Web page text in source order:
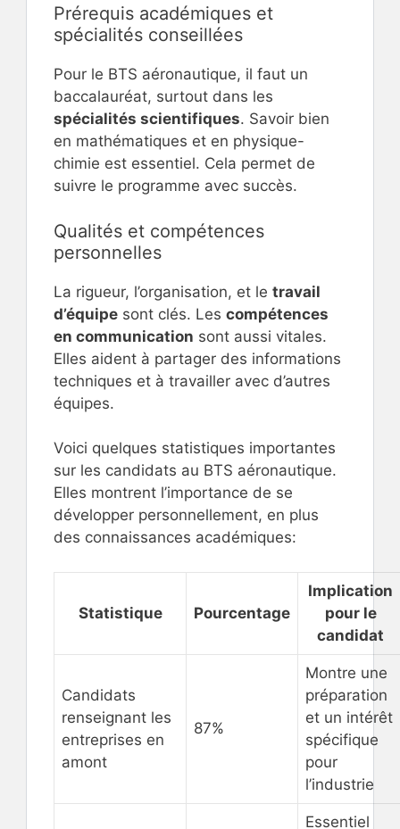
Prérequis académiques et
spécialités conseillées
Pour le BTS aéronautique, il faut un
baccalauréat, surtout dans les
spécialités scientifiques. Savoir bien
en mathématiques et en physique-
chimie est essentiel. Cela permet de
suivre le programme avec succès.
Qualités et compétences
personnelles
La rigueur, l’organisation, et le travail
d’équipe sont clés. Les compétences
en communication sont aussi vitales.
Elles aident à partager des informations
techniques et à travailler avec d’autres
équipes.
Voici quelques statistiques importantes
sur les candidats au BTS aéronautique.
Elles montrent l’importance de se
développer personnellement, en plus
des connaissances académiques:
Statistique Pourcentage
Implication
pour le
candidat
Candidats
renseignant les
entreprises en
amont
87%
Montre une
préparation
et un intérêt
spécifique
pour
l’industrie
Essentiel